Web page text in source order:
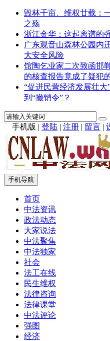
毁林千亩、维权廿载：
之殇
浙江金华：这起离谱的
广东观音山森林公园内
大安全风险
馆陶乞业家二次致函邯
的核查报告竟成了疑犯
“促进民营经济发展壮大
到“撤销令”？
手机版 | 登陆 | 注册 | 留言 |
手机导航
首页
中法资讯
政法动态
大家说法
中法聚焦
中法独家
社会
法工在线
民生维权
法律咨询
法律课堂
中法评论
强图
经济